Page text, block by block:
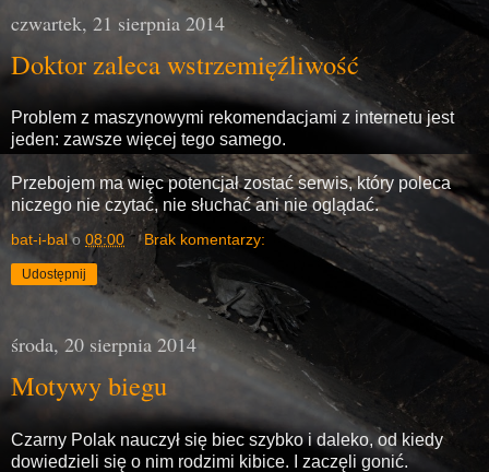
czwartek, 21 sierpnia 2014
Doktor zaleca wstrzemięźliwość
Problem z maszynowymi rekomendacjami z internetu jest
jeden: zawsze więcej tego samego.
Przebojem ma więc potencjał zostać serwis, który poleca
niczego nie czytać, nie słuchać ani nie oglądać.
bat-i-bal o 08:00 Brak komentarzy:
Udostępnij
środa, 20 sierpnia 2014
Motywy biegu
Czarny Polak nauczył się biec szybko i daleko, od kiedy
dowiedzieli się o nim rodzimi kibice. I zaczęli gonić.